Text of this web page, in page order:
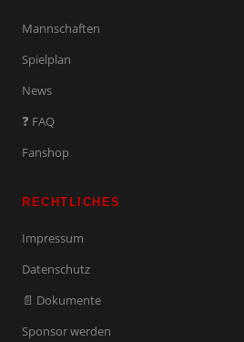
Mannschaften
Spielplan
News
❓ FAQ
Fanshop
RECHTLICHES
Impressum
Datenschutz
📄 Dokumente
Sponsor werden